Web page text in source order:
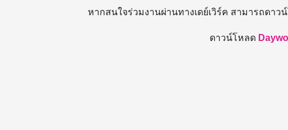
หากสนใจร่วมงานผ่านทางเดย์เวิร์ค สามารถดา
ดาวน์โหลด